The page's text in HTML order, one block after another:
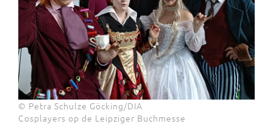
© Petra Schulze Göcking/DIA
Cosplayers op de Leipziger Buchmesse